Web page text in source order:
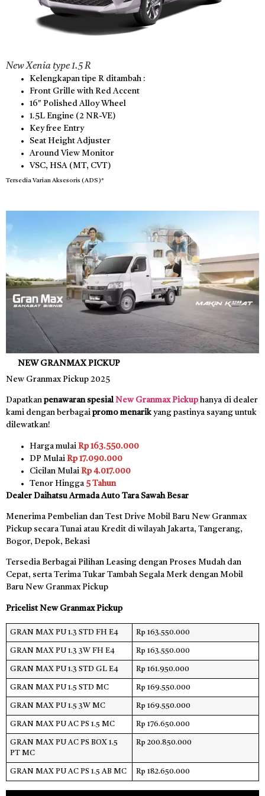
New Xenia type 1.5 R
Kelengkapan tipe R ditambah :
Front Grille with Red Accent
16″ Polished Alloy Wheel
1.5L Engine (2 NR-VE)
Key free Entry
Seat Height Adjuster
Around View Monitor
VSC, HSA (MT, CVT)
Tersedia Varian Aksesoris (ADS)*
NEW GRANMAX PICKUP
New Granmax Pickup 2025
Dapatkan penawaran spesial New Granmax Pickup hanya di dealer
kami dengan berbagai promo menarik yang pastinya sayang untuk
dilewatkan!
Harga mulai Rp 163.550.000
DP Mulai Rp 17.090.000
Cicilan Mulai Rp 4.017.000
Tenor Hingga 5 Tahun
Dealer Daihatsu Armada Auto Tara Sawah Besar
Menerima Pembelian dan Test Drive Mobil Baru New Granmax
Pickup secara Tunai atau Kredit di wilayah Jakarta, Tangerang,
Bogor, Depok, Bekasi
Tersedia Berbagai Pilihan Leasing dengan Proses Mudah dan
Cepat, serta Terima Tukar Tambah Segala Merk dengan Mobil
Baru New Granmax Pickup
Pricelist New Granmax Pickup
GRAN MAX PU 1.3 STD FH E4 Rp 163.550.000
GRAN MAX PU 1.3 3W FH E4 Rp 163.550.000
GRAN MAX PU 1.3 STD GL E4 Rp 161.950.000
GRAN MAX PU 1.5 STD MC Rp 169.550.000
GRAN MAX PU 1.5 3W MC Rp 169.550.000
GRAN MAX PU AC PS 1.5 MC Rp 176.650.000
GRAN MAX PU AC PS BOX 1.5
PT MC
Rp 200.850.000
GRAN MAX PU AC PS 1.5 AB MC Rp 182.650.000